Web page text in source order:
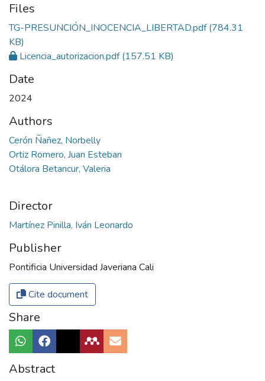
Files
TG-PRESUNCIÓN_INOCENCIA_LIBERTAD.pdf(784.31
KB)
Licencia_autorizacion.pdf(157.51 KB)
Date
2024
Authors
Cerón Ñañez, Norbelly
Ortiz Romero, Juan Esteban
Otálora Betancur, Valeria
Director
Martínez Pinilla, Iván Leonardo
Publisher
Pontificia Universidad Javeriana Cali
Cite document
Share
Abstract